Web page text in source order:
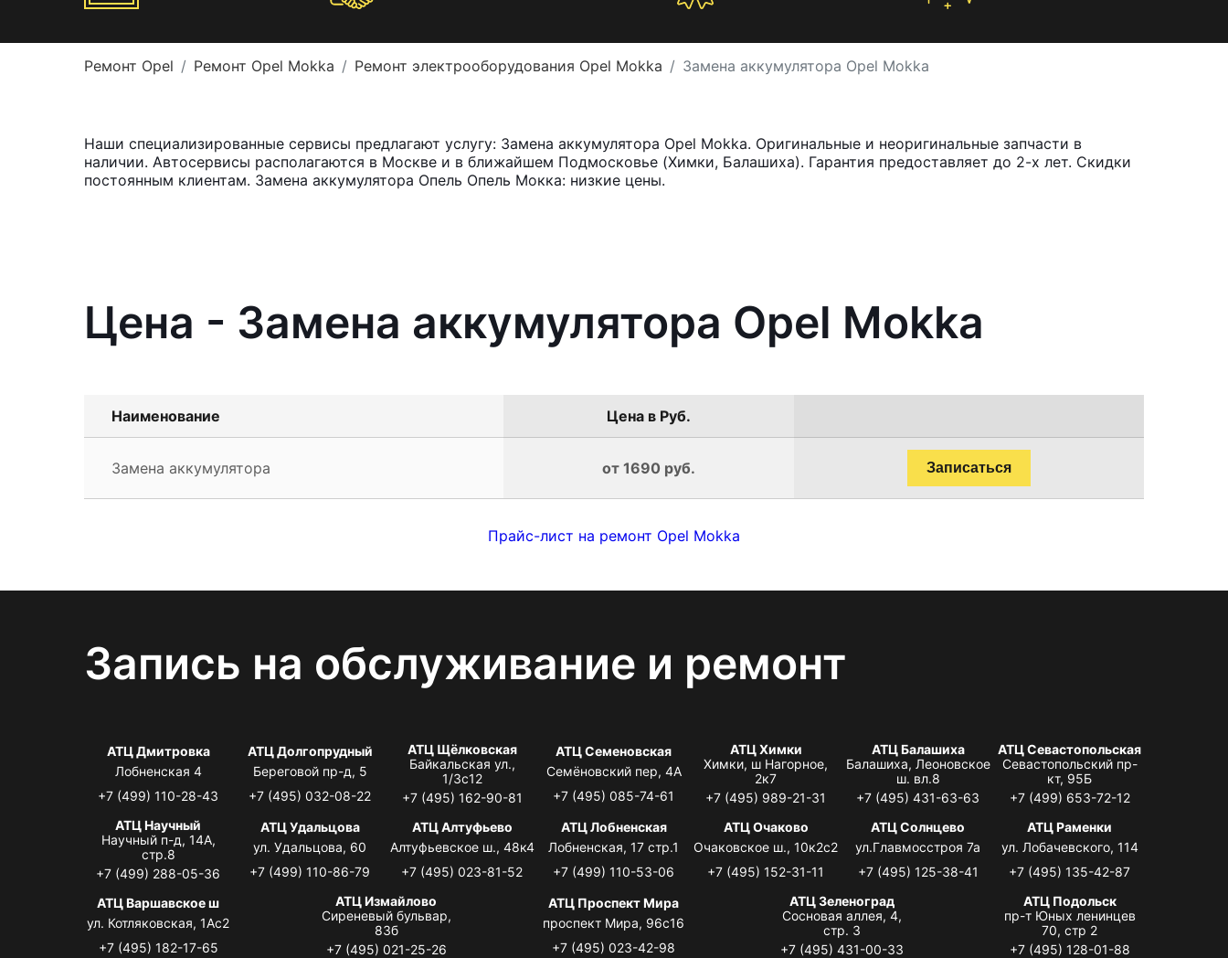
Ремонт Opel Ремонт Opel Mokka Ремонт электрооборудования Opel Mokka Замена аккумулятора Opel Mokka
Наши специализированные сервисы предлагают услугу: Замена аккумулятора Opel Mokka. Оригинальные и неоригинальные запчасти в
наличии. Автосервисы располагаются в Москве и в ближайшем Подмосковье (Химки, Балашиха). Гарантия предоставляет до 2-х лет. Скидки
постоянным клиентам. Замена аккумулятора Опель Опель Мокка: низкие цены.
Цена - Замена аккумулятора Opel Mokka
Наименование Цена в Руб.
Замена аккумулятора от 1690 руб. Записаться
Прайс-лист на ремонт Opel Mokka
Запись на обслуживание и ремонт
АТЦ Дмитровка
Лобненская 4
+7 (499) 110-28-43
АТЦ Долгопрудный
Береговой пр-д, 5
+7 (495) 032-08-22
АТЦ Щёлковская
Байкальская ул.,
1/3с12
+7 (495) 162-90-81
АТЦ Семеновская
Семёновский пер, 4А
+7 (495) 085-74-61
АТЦ Химки
Химки, ш Нагорное,
2к7
+7 (495) 989-21-31
АТЦ Балашиха
Балашиха, Леоновское
ш. вл.8
+7 (495) 431-63-63
АТЦ Севастопольская
Севастопольский пр-
кт, 95Б
+7 (499) 653-72-12
АТЦ Научный
Научный п-д, 14А,
стр.8
+7 (499) 288-05-36
АТЦ Удальцова
ул. Удальцова, 60
+7 (499) 110-86-79
АТЦ Алтуфьево
Алтуфьевское ш., 48к4
+7 (495) 023-81-52
АТЦ Лобненская
Лобненская, 17 стр.1
+7 (499) 110-53-06
АТЦ Очаково
Очаковское ш., 10к2с2
+7 (495) 152-31-11
АТЦ Солнцево
ул.Главмосстроя 7а
+7 (495) 125-38-41
АТЦ Раменки
ул. Лобачевского, 114
+7 (495) 135-42-87
АТЦ Варшавское ш
ул. Котляковская, 1Ас2
+7 (495) 182-17-65
АТЦ Измайлово
Сиреневый бульвар,
83б
+7 (495) 021-25-26
АТЦ Проспект Мира
проспект Мира, 96с16
+7 (495) 023-42-98
АТЦ Зеленоград
Сосновая аллея, 4,
стр. 3
+7 (495) 431-00-33
АТЦ Подольск
пр-т Юных ленинцев
70, стр 2
+7 (495) 128-01-88